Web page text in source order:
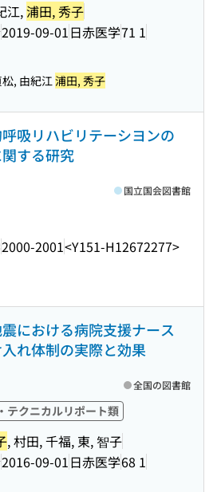
江,浦田, 秀子
2019-09-01日赤医学71 1
, 由紀江浦田, 秀子
吸リハビリテーシヨンの
する研究
2000-2001<Y151-H12672277>
国立国会図書館
における病院支援ナース
れ体制の実際と効果
テクニカルリポート類
, 村田, 千福, 東, 智子
2016-09-01日赤医学68 1
全国の図書館